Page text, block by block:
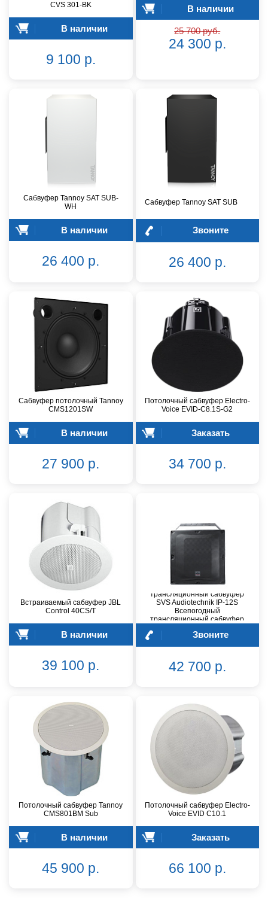
CVS 301-BK
В наличии
9 100 р.
В наличии
25 700 руб.
24 300 р.
Сабвуфер Tannoy SAT SUB-
WH
В наличии
26 400 р.
Сабвуфер Tannoy SAT SUB
Звоните
26 400 р.
Сабвуфер потолочный Tannoy
CMS1201SW
В наличии
27 900 р.
Потолочный сабвуфер Electro-
Voice EVID-C8.1S-G2
Заказать
34 700 р.
Встраиваемый сабвуфер JBL
Control 40CS/T
В наличии
39 100 р.
Всепогодный
трансляционный сабвуфер
SVS Audiotechnik IP-12S
Всепогодный
трансляционный сабвуфер
Звоните
42 700 р.
Потолочный сабвуфер Tannoy
CMS801BM Sub
В наличии
45 900 р.
Потолочный сабвуфер Electro-
Voice EVID C10.1
Заказать
66 100 р.